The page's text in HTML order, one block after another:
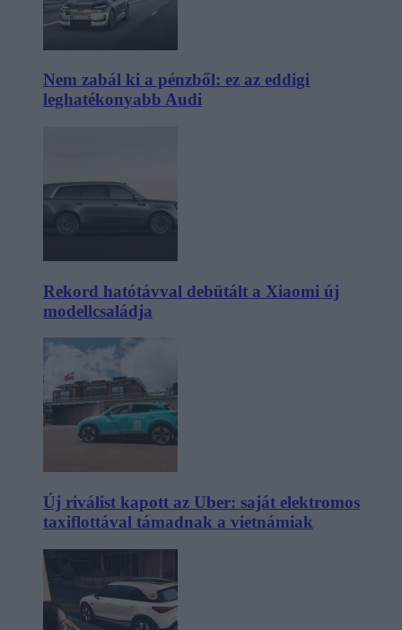
Nem zabál ki a pénzből: ez az eddigi
leghatékonyabb Audi
Rekord hatótávval debütált a Xiaomi új
modellcsaládja
Új riválist kapott az Uber: saját elektromos
taxiflottával támadnak a vietnámiak